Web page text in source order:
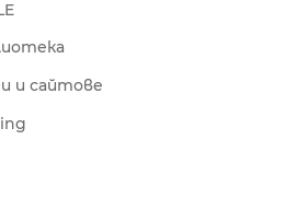
и сайтове